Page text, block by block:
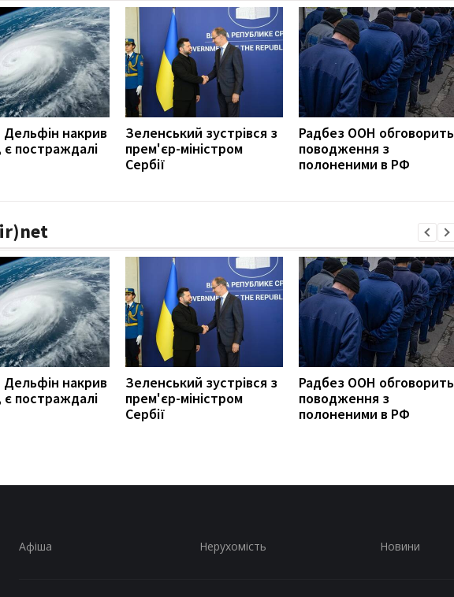
накрив
є постраждалі
Зеленський зустрівся з
прем'єр-міністром
Сербії
Радбез ООН обговорить
поводження з
полоненими в РФ
накрив
є постраждалі
Зеленський зустрівся з
прем'єр-міністром
Сербії
Радбез ООН обговорить
поводження з
полоненими в РФ
Афіша Нерухомість Новини